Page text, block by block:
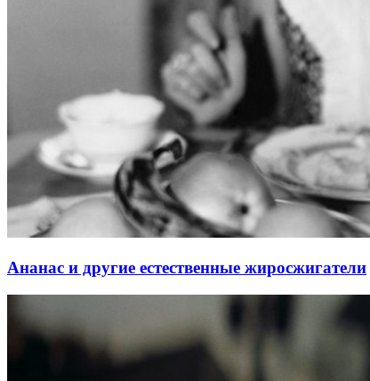
Ананас и другие естественные жиросжигатели